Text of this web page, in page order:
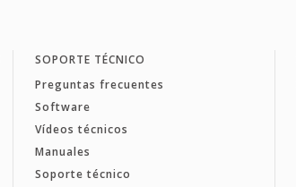
SOPORTE TÉCNICO
Preguntas frecuentes
Software
Vídeos técnicos
Manuales
Soporte técnico